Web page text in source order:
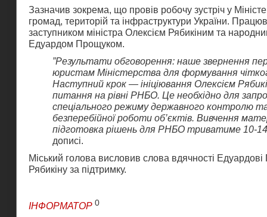
Зазначив зокрема, що провів робочу зустріч у
громад, територій та інфраструктури України.
заступником міністра Олексієм Рябикіним та
Едуардом Прощуком.
​”Результати обговорення: ​наше звернення
юристам Міністерства для формування
Наступний крок — ініціювання Олексієм
питання на рівні РНБО. Це необхідно для
спеціального режиму державного контролю
безперебійної роботи об’єктів. ​Вивчення
підготовка рішень для РНБО триватиме 10-14
дописі.
Міський голова висловив слова вдячності
Рябикіну за підтримку.
ІНФОРМАТОР 0